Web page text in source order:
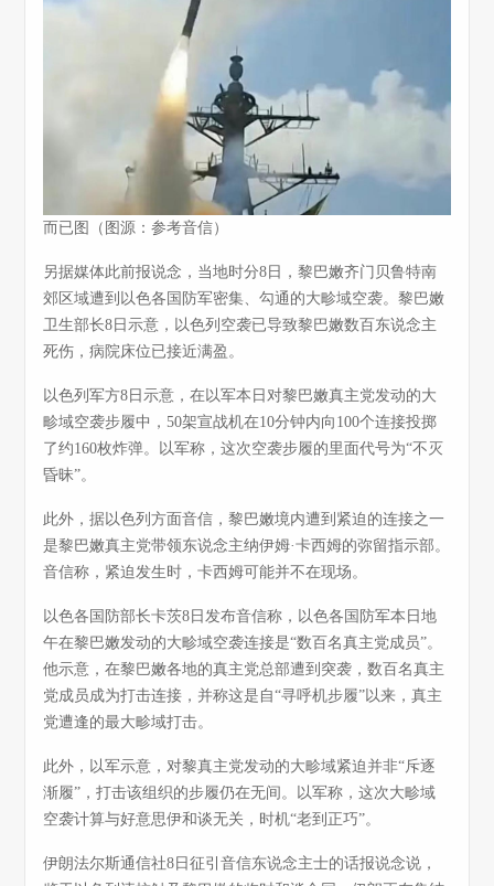
而已图（图源：参考音信）
另据媒体此前报说念，当地时分8日，黎巴嫩齐门贝鲁特南
郊区域遭到以色各国防军密集、勾通的大畛域空袭。黎巴嫩
卫生部长8日示意，以色列空袭已导致黎巴嫩数百东说念主
死伤，病院床位已接近满盈。
以色列军方8日示意，在以军本日对黎巴嫩真主党发动的大
畛域空袭步履中，50架宣战机在10分钟内向100个连接投掷
了约160枚炸弹。以军称，这次空袭步履的里面代号为“不灭
昏昧”。
此外，据以色列方面音信，黎巴嫩境内遭到紧迫的连接之一
是黎巴嫩真主党带领东说念主纳伊姆·卡西姆的弥留指示部。
音信称，紧迫发生时，卡西姆可能并不在现场。
以色各国防部长卡茨8日发布音信称，以色各国防军本日地
午在黎巴嫩发动的大畛域空袭连接是“数百名真主党成员”。
他示意，在黎巴嫩各地的真主党总部遭到突袭，数百名真主
党成员成为打击连接，并称这是自“寻呼机步履”以来，真主
党遭逢的最大畛域打击。
此外，以军示意，对黎真主党发动的大畛域紧迫并非“斥逐
渐履”，打击该组织的步履仍在无间。以军称，这次大畛域
空袭计算与好意思伊和谈无关，时机“老到正巧”。
伊朗法尔斯通信社8日征引音信东说念主士的话报说念说，